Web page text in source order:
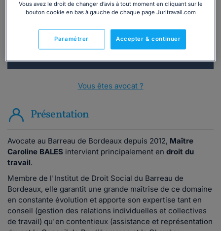
Consulter immédiatement
ou appelez le01 75 75 42 33(8h à 21h du lundi au
vendredi)
Vous êtes avocat ?
Présentation
Avocate au Barreau de Bordeaux depuis 2012, Maître
Caroline BALES intervient principalement en droit du
travail.
Membre de l'Institut de Droit Social du Barreau de
Bordeaux, elle garantit une grande maîtrise de ce domaine
en constante évolution et apporte son expertise tant en
conseil (gestion des relations individuelles et collectives
de travail) qu'en contentieux (assistance et représentation
Vous avez le droit de changer d’avis à tout moment en cliquant sur le
bouton cookie en bas à gauche de chaque page Juritravail.com
Accepter & continuer
Paramétrer